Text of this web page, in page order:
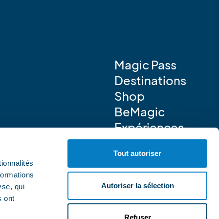
qui
ont
Tout autoriser
Autoriser la sélection
Refuser
Magic Pass
Destinations
Shop
BeMagic
Expériences